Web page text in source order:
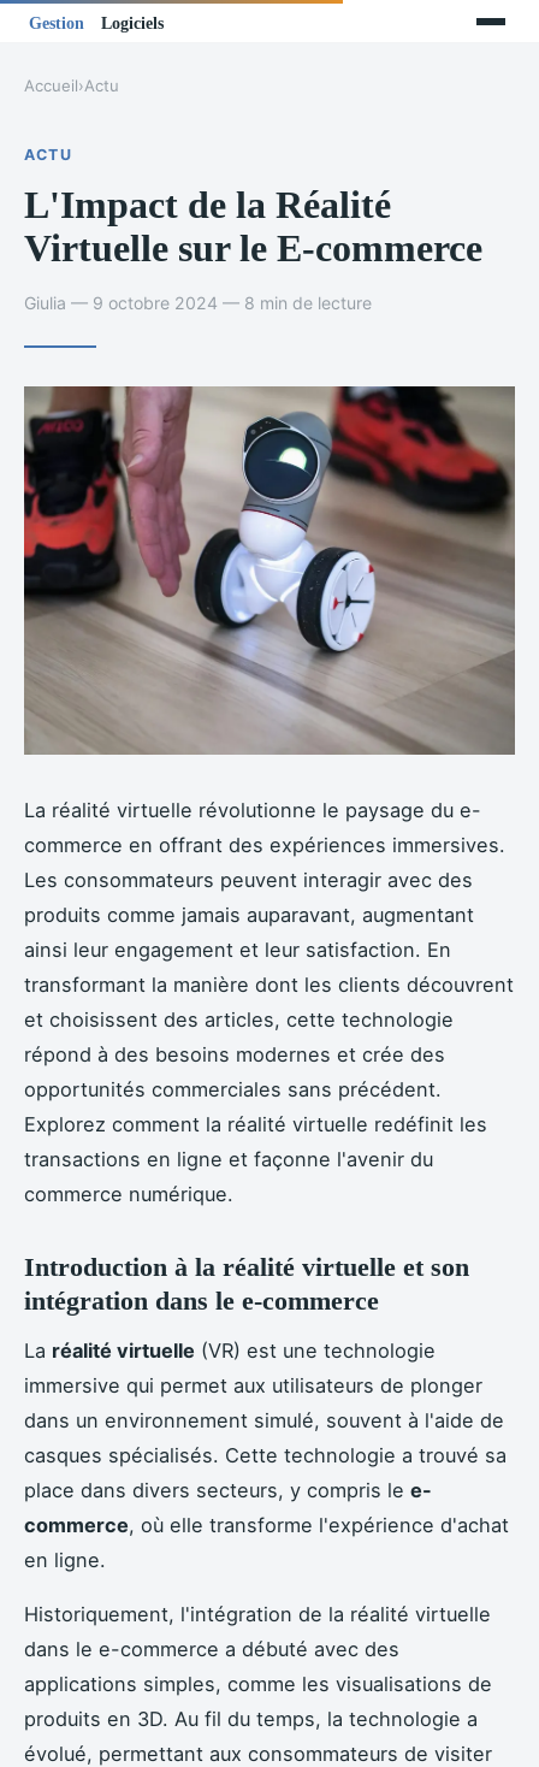
Accueil›Actu
ACTU
L'Impact de la Réalité
Virtuelle sur le E-commerce
Giulia — 9 octobre 2024 — 8 min de lecture
La réalité virtuelle révolutionne le paysage du e-
commerce en offrant des expériences immersives.
Les consommateurs peuvent interagir avec des
produits comme jamais auparavant, augmentant
ainsi leur engagement et leur satisfaction. En
transformant la manière dont les clients découvrent
et choisissent des articles, cette technologie
répond à des besoins modernes et crée des
opportunités commerciales sans précédent.
Explorez comment la réalité virtuelle redéfinit les
transactions en ligne et façonne l'avenir du
commerce numérique.
Introduction à la réalité virtuelle et son
intégration dans le e-commerce
La réalité virtuelle (VR) est une technologie
immersive qui permet aux utilisateurs de plonger
dans un environnement simulé, souvent à l'aide de
casques spécialisés. Cette technologie a trouvé sa
place dans divers secteurs, y compris le e-
commerce, où elle transforme l'expérience d'achat
en ligne.
Historiquement, l'intégration de la réalité virtuelle
dans le e-commerce a débuté avec des
applications simples, comme les visualisations de
produits en 3D. Au fil du temps, la technologie a
évolué, permettant aux consommateurs de visiter